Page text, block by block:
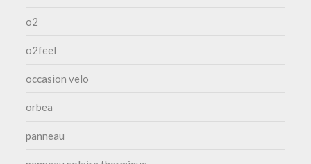
o2
o2feel
occasion velo
orbea
panneau